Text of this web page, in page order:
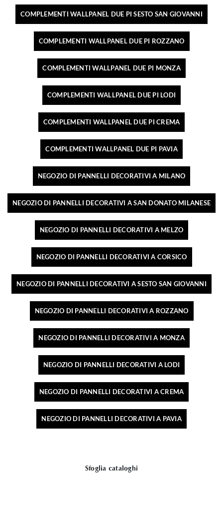
COMPLEMENTI WALLPANEL DUE PI SESTO SAN GIOVANNI
COMPLEMENTI WALLPANEL DUE PI ROZZANO
COMPLEMENTI WALLPANEL DUE PI MONZA
COMPLEMENTI WALLPANEL DUE PI LODI
COMPLEMENTI WALLPANEL DUE PI CREMA
COMPLEMENTI WALLPANEL DUE PI PAVIA
NEGOZIO DI PANNELLI DECORATIVI A MILANO
NEGOZIO DI PANNELLI DECORATIVI A SAN DONATO MILANESE
NEGOZIO DI PANNELLI DECORATIVI A MELZO
NEGOZIO DI PANNELLI DECORATIVI A CORSICO
NEGOZIO DI PANNELLI DECORATIVI A SESTO SAN GIOVANNI
NEGOZIO DI PANNELLI DECORATIVI A ROZZANO
NEGOZIO DI PANNELLI DECORATIVI A MONZA
NEGOZIO DI PANNELLI DECORATIVI A LODI
NEGOZIO DI PANNELLI DECORATIVI A CREMA
NEGOZIO DI PANNELLI DECORATIVI A PAVIA
Sfoglia cataloghi